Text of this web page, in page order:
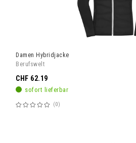
Damen Hybridjacke
Berufswelt
sofort lieferbar
Bewertung:
0
CHF 62.19